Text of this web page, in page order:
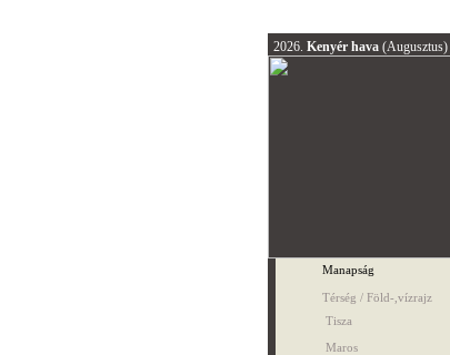
2026. Kenyér hava (Augusztus)
Manapság
Térség / Föld-,vízrajz
Tisza
Maros